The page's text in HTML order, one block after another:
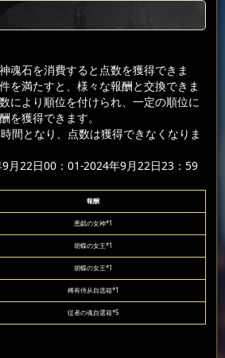
魂石を消費すると点数を獲得できま
を満たすと、様々な報酬と交換できま
により順位を付けられ、一定の順位に
を獲得できます。
間となり、点数は獲得できなくなりま
月22日00：01-2024年9月22日23：59
報酬
悪戯の女神*1
胡蝶の女王*1
胡蝶の女王*1
稀有侍从自选箱*1
従者の魂自選箱*5